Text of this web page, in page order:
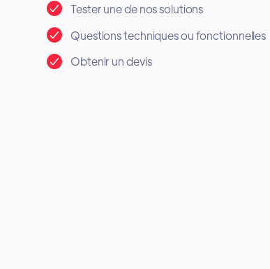
Tester une de nos solutions
Questions techniques ou fonctionnelles
Obtenir un devis